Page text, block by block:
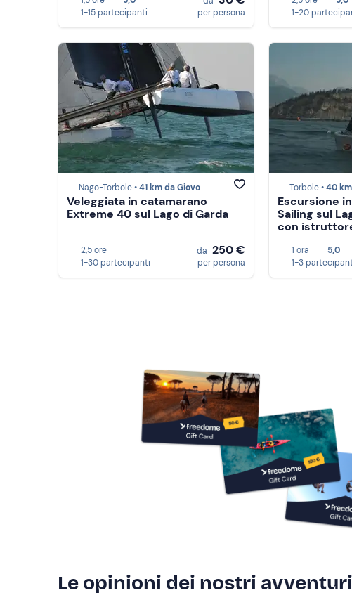
1-15 partecipanti
per persona
1-20
Nago-Torbole •41 km da Giovo
Veleggiata in catamarano
Extreme 40 sul Lago di Garda
2,5 ore
1-30 partecipanti
da 250 €
per persona
Torbole •40
Escursione
Sailing sul
con
1 ora
5,0
1-3
Le opinioni dei nostri